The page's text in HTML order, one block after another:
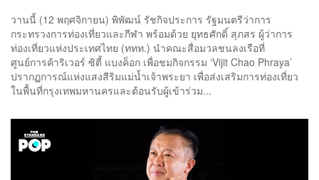
วานนี้ (12 พฤศจิกายน) พิพัฒน์ รัชกิจประการ รัฐมนตรีว่าการ
กระทรวงการท่องเที่ยวและกีฬา พร้อมด้วย ยุทธศักดิ์ สุภสร ผู้ว่าการ
ท่องเที่ยวแห่งประเทศไทย (ททท.) นำคณะสื่อมวลชนลงเรือที่
ศูนย์การค้าริเวอร์ ซิตี้ แบงค็อก เพื่อชมกิจกรรม ‘Vijit Chao Phraya’
ปรากฏการณ์แห่งแสงสีริมแม่น้ำเจ้าพระยา เพื่อส่งเสริมการท่องเที่ยว
ในพื้นที่กรุงเทพมหานครและต้อนรับผู้เข้าร่วม...